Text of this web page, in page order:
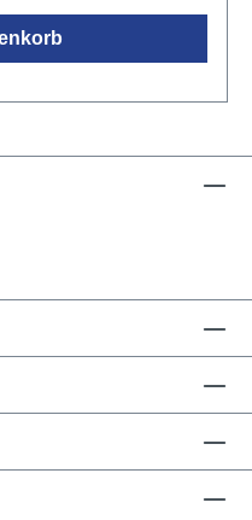
Polyester
und
zum Verstauen
Taschen mit
(1x 14" x 14" x 2"
kgInnenmaße:Breite
41